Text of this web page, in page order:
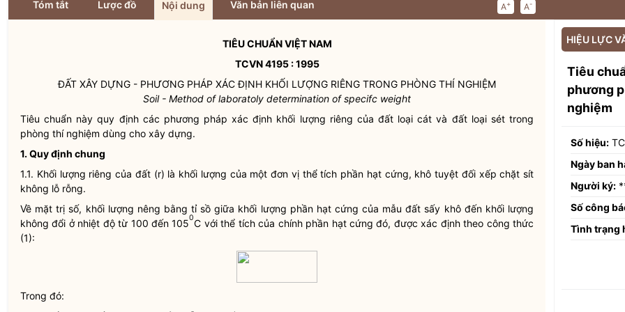
Tóm tắt Lược đồ Nội dung Văn bản liên quan A+ A-
TIÊU CHUẨN VIỆT NAM
TCVN 4195 : 1995
ĐẤT XÂY DỰNG - PHƯƠNG PHÁP XÁC ĐỊNH KHỐI LƯỢNG RIÊNG TRONG PHÒNG THÍ NGHIỆM
Soil - Method of laboratoly determination of specifc weight
Tiêu chuẩn này quy định các phương pháp xác định khối lượng riêng của đất loại cát và đất loại sét trong
phòng thí nghiệm dùng cho xây dựng.
1. Quy định chung
1.1. Khối lượng riêng của đất (r) là khối lượng của một đơn vị thể tích phần hạt cứng, khô tuyệt đối xếp chặt sít
không lỗ rỗng.
Về mặt trị số, khối lượng nêng bằng tỉ sồ giữa khối lượng phần hạt cứng của mẫu đất sấy khô đến khối lượng
không đổi ở nhiệt độ từ 100 đến 1050C với thể tích của chính phần hạt cứng đó, được xác định theo công thức
(1):
Trong đó:
HIỆU LỰC
Tiêu
phương
nghiệm
Số hiệu:
Ngày ban
Người ký:
Số công
Tình trạng